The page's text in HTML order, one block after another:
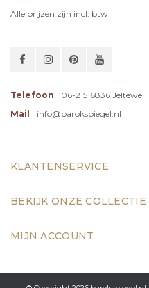
Alle prijzen zijn incl. btw
Telefoon
06-21516836 Jeltewei
Mail
info@barokspiegel.nl
KLANTENSERVICE
BEKIJK ONZE COLLECTIE
MIJN ACCOUNT